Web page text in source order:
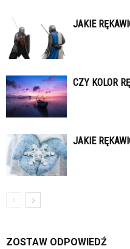
JAKIE
CZY KOLOR
JAKIE
ZOSTAW ODPOWIEDŹ